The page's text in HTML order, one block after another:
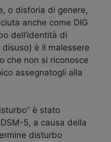
o disforia di genere,
anche come DIG
dell’identità di
è il malessere
che non si riconosce
assegnatogli alla
è stato
5, a causa della
disturbo